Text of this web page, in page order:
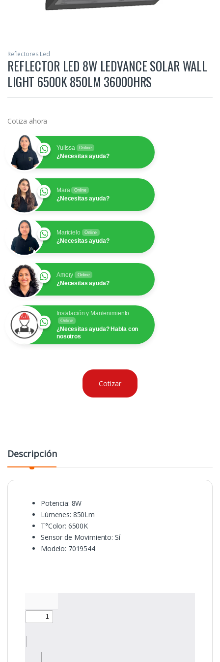
Reflectores Led
REFLECTOR LED 8W LEDVANCE SOLAR WALL
LIGHT 6500K 850LM 36000HRS
Cotiza ahora
Yulissa Online
¿Necesitas ayuda?
Mara Online
¿Necesitas ayuda?
Maricielo Online
¿Necesitas ayuda?
Amery Online
¿Necesitas ayuda?
Instalación y Mantenimiento
Online
¿Necesitas ayuda? Habla con
nosotros
Cotizar
Descripción
Potencia: 8W
Lúmenes: 850Lm
T°Color: 6500K
Sensor de Movimiento: Sí
Modelo: 7019544